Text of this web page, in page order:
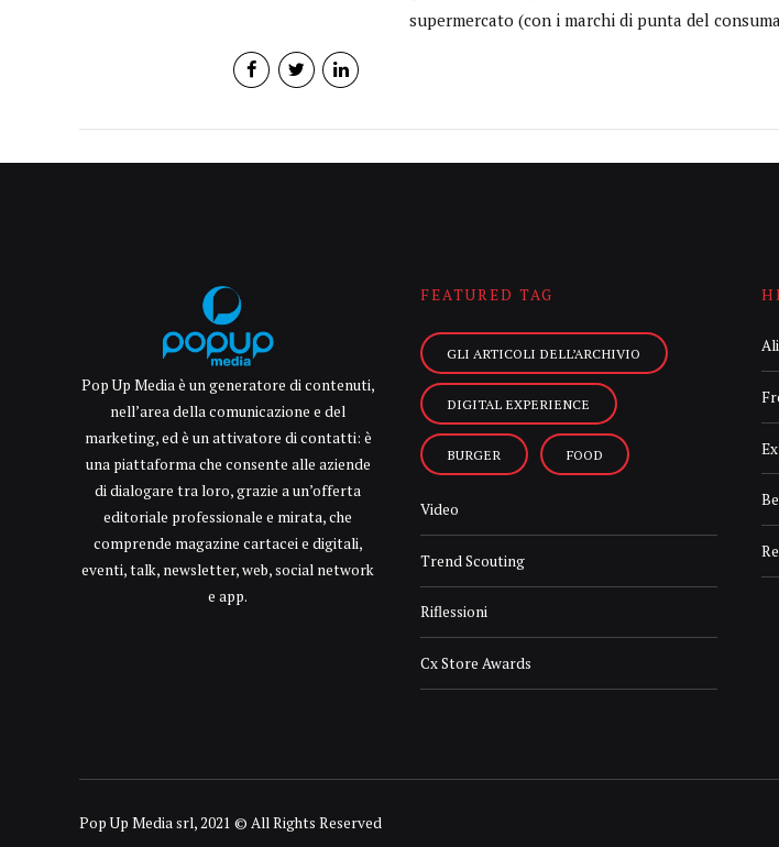
supermercato (con i marchi di punta del
Pop Up Media è un generatore di contenuti,
nell’area della comunicazione e del
marketing, ed è un attivatore di contatti: è
una piattaforma che consente alle aziende
di dialogare tra loro, grazie a un’offerta
editoriale professionale e mirata, che
comprende magazine cartacei e digitali,
eventi, talk, newsletter, web, social network
e app.
FEATURED TAG
GLI ARTICOLI DELL’ARCHIVIO
DIGITAL EXPERIENCE
BURGER FOOD
Video
Trend Scouting
Riflessioni
Cx Store Awards
Pop Up Media srl, 2021 © All Rights Reserved